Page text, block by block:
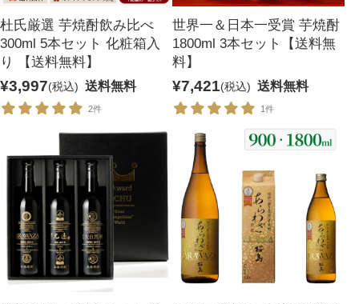
酒類から探す
焼酎 ウイスキー・ジン
リキュール・梅酒 ワイン
杜氏厳選 芋焼酎飲み比べ
300ml 5本セット 化粧箱入
り 【送料無料】
¥3,997(税込) 送料無料
2件
世界一＆日本一受賞 芋焼酎
1800ml 3本セット【送料無
料】
¥7,421(税込) 送料無料
1件